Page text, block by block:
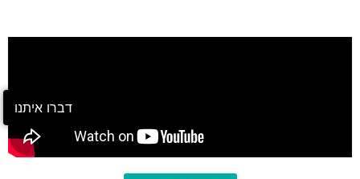
דברו איתנו